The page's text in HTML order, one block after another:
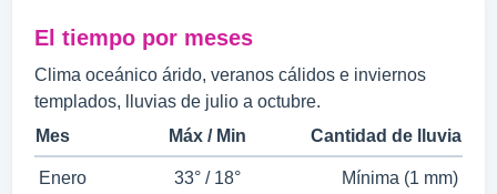
El tiempo por meses
Clima oceánico árido, veranos cálidos e inviernos
templados, lluvias de julio a octubre.
Mes
Máx / Min Cantidad de lluvia
Enero 33° / 18° Mínima (1 mm)